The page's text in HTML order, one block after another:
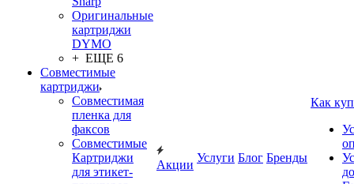
Оригинальные
картриджи
DYMO
+ ЕЩЕ 6
Совместимые
картриджи
Совместимая
пленка для
факсов
Совместимые
Картриджи
для этикет-
Акции
Услуги Блог Бренды
Как